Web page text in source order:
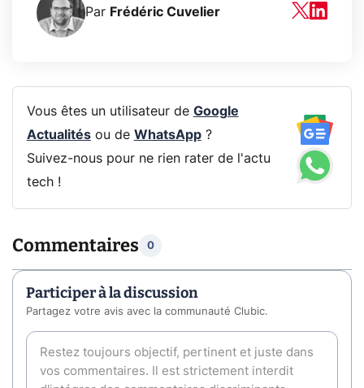
Par Frédéric Cuvelier
Vous êtes un utilisateur de Google
Actualitésou de WhatsApp?
Suivez-nous pour ne rien rater de l'actu
tech !
Commentaires 0
Participer à la discussion
Partagez votre avis avec la communauté Clubic.